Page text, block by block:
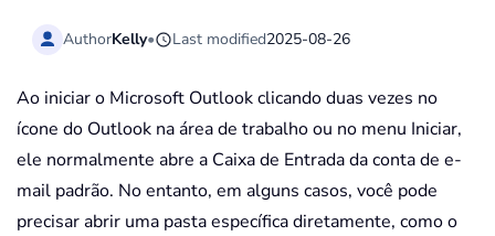
AuthorKelly• Last modified2025-08-26
Ao iniciar o Microsoft Outlook clicando duas vezes no
ícone do Outlook na área de trabalho ou no menu Iniciar,
ele normalmente abre a Caixa de Entrada da conta de e-
mail padrão. No entanto, em alguns casos, você pode
precisar abrir uma pasta específica diretamente, como o